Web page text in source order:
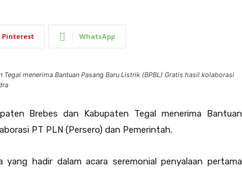
Pinterest WhatsApp
menerima Bantuan Pasang Baru Listrik (BPBL) Gratis hasil kolaborasi
Brebes dan Kabupaten Tegal menerima Bantuan
PT PLN (Persero) dan Pemerintah.
hadir dalam acara seremonial penyalaan pertama